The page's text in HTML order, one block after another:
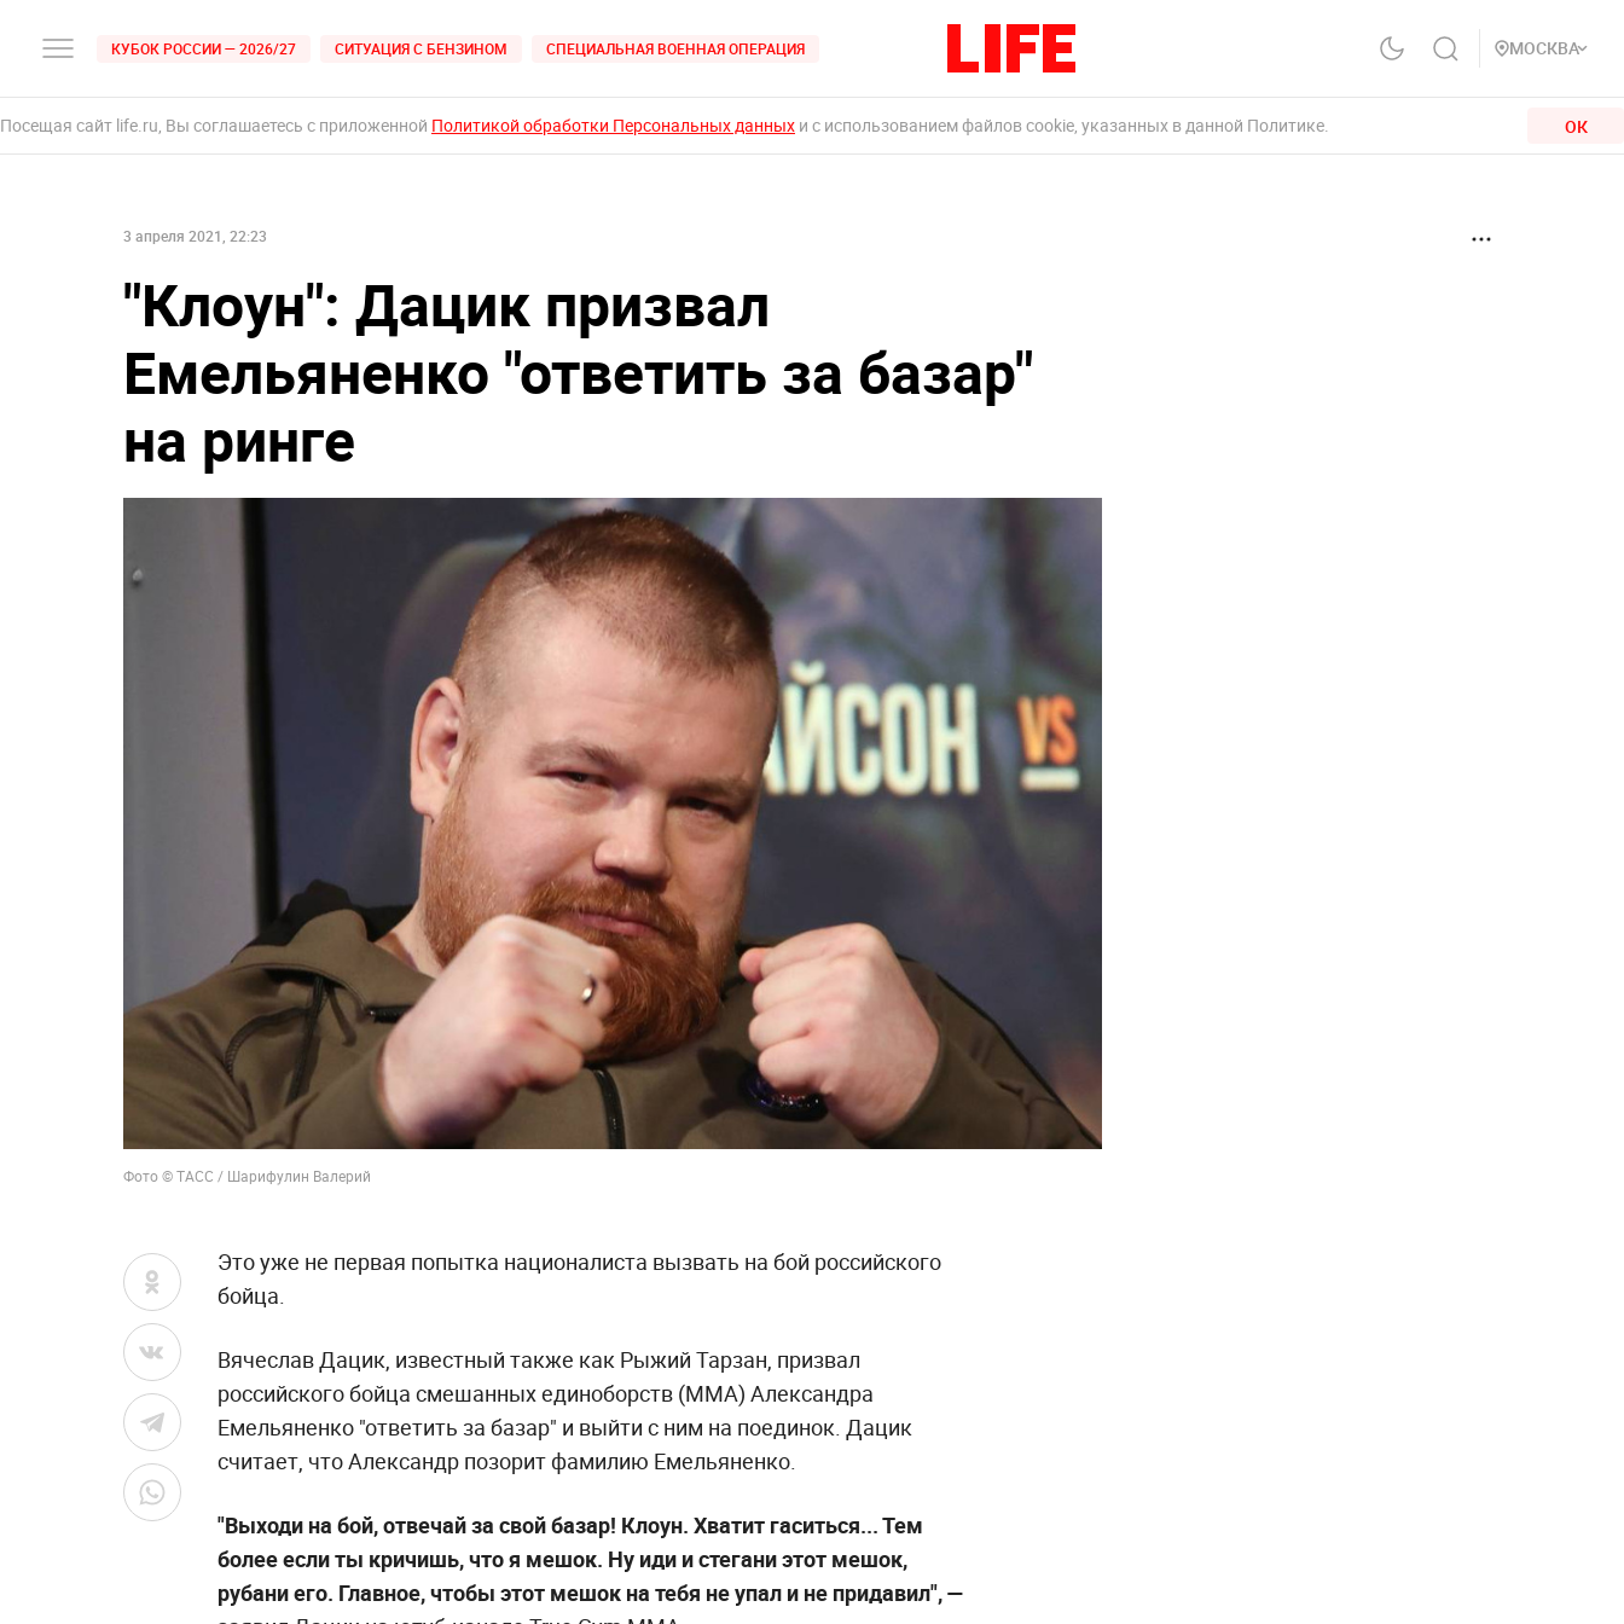
КУБОК РОССИИ — 2026/27 СИТУАЦИЯ С БЕНЗИНОМ СПЕЦИАЛЬНАЯ ВОЕННАЯ ОПЕРАЦИЯ МОСКВА
Посещая сайт life.ru, Вы соглашаетесь с приложенной Политикой обработки Персональных данных и с использованием файлов cookie, указанных в данной Политике. ОК
3 апреля 2021, 22:23
"Клоун": Дацик призвал
Емельяненко "ответить за базар"
на ринге
Фото © ТАСС / Шарифулин Валерий
Это уже не первая попытка националиста вызвать на бой российского
бойца.
Вячеслав Дацик, известный также как Рыжий Тарзан, призвал
российского бойца смешанных единоборств (ММА) Александра
Емельяненко "ответить за базар" и выйти с ним на поединок. Дацик
считает, что Александр позорит фамилию Емельяненко.
"Выходи на бой, отвечай за свой базар! Клоун. Хватит гаситься... Тем
более если ты кричишь, что я мешок. Ну иди и стегани этот мешок,
рубани его. Главное, чтобы этот мешок на тебя не упал и не придавил", —